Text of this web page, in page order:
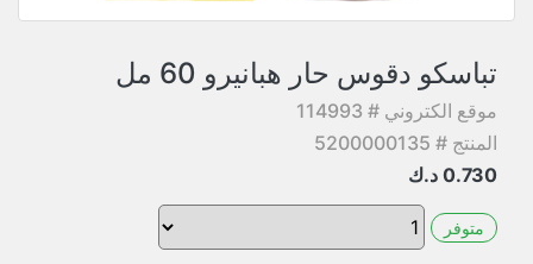
تباسكو دقوس حار هبانيرو 60 مل
موقع الكتروني # 114993
المنتج # 5200000135
0.730 د.ك
متوفر